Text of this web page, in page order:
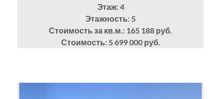
Этаж: 4
Этажность: 5
Стоимость за кв.м.: 165 188 руб.
Стоимость: 5 699 000 руб.